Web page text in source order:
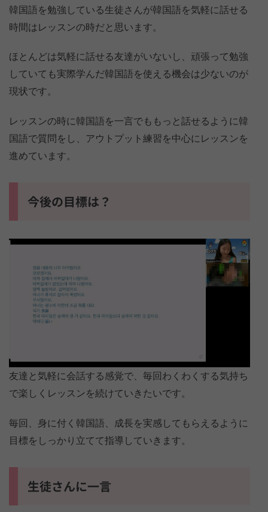
韓国語を勉強している生徒さんが韓国語を気軽に話せる
時間はレッスンの時だと思います。
ほとんどは気軽に話せる友達がいないし、頑張って勉強
していても実際学んだ韓国語を使える機会は少ないのが
現状です。
レッスンの時に韓国語を一言でももっと話せるように韓
国語で質問をし、アウトプット練習を中心にレッスンを
進めています。
今後の目標は？
友達と気軽に会話する感覚で、毎回わくわくする気持ち
で楽しくレッスンを続けていきたいです。
毎回、身に付く韓国語、成長を実感してもらえるように
目標をしっかり立てて指導していきます。
生徒さんに一言